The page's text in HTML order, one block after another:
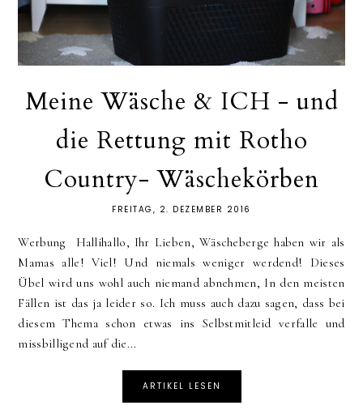
Meine Wäsche & ICH - und
die Rettung mit Rotho
Country- Wäschekörben
FREITAG, 2. DEZEMBER 2016
Werbung Hallihallo, Ihr Lieben, Wäscheberge haben wir als
Mamas alle! Viel! Und niemals weniger werdend! Dieses
Übel wird uns wohl auch niemand abnehmen, In den meisten
Fällen ist das ja leider so. Ich muss auch dazu sagen, dass bei
diesem Thema schon etwas ins Selbstmitleid verfalle und
missbilligend auf die...
ARTIKEL LESEN